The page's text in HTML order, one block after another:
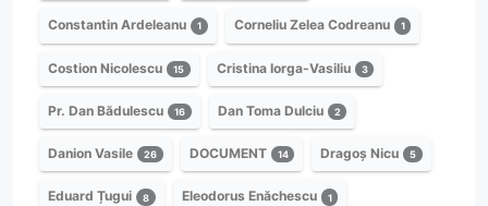
Constantin Ardeleanu 1 Corneliu Zelea Codreanu 1
Costion Nicolescu 15 Cristina Iorga-Vasiliu 3
Pr. Dan Bădulescu 16 Dan Toma Dulciu 2
Danion Vasile 26 DOCUMENT 14 Dragoș Nicu 5
Eduard Țugui 8 Eleodorus Enăchescu 1